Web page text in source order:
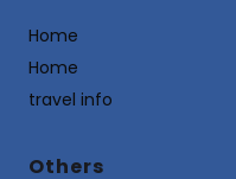
Home
Home
travel info
Others